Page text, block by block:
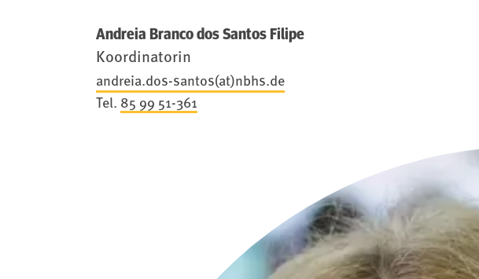
Andreia Branco dos Santos Filipe
Koordinatorin
andreia.dos-santos(at)nbhs.de
Tel. 85 99 51-361